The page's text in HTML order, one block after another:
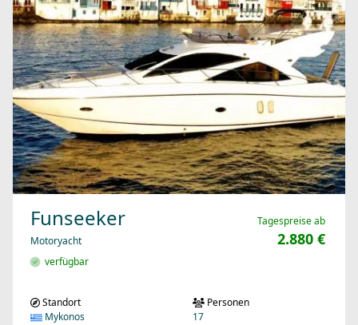
Funseeker
Motoryacht
verfügbar
Tagespreise ab
2.880 €
Standort
Mykonos
Personen
17